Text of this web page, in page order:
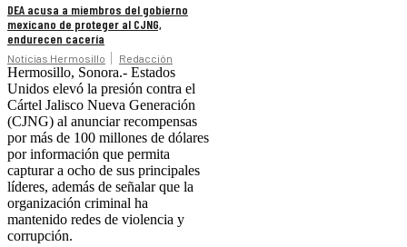
DEA acusa a miembros del gobierno
mexicano de proteger al CJNG,
endurecen cacería
Noticias Hermosillo Redacción
Hermosillo, Sonora.- Estados
Unidos elevó la presión contra el
Cártel Jalisco Nueva Generación
(CJNG) al anunciar recompensas
por más de 100 millones de dólares
por información que permita
capturar a ocho de sus principales
líderes, además de señalar que la
organización criminal ha
mantenido redes de violencia y
corrupción.